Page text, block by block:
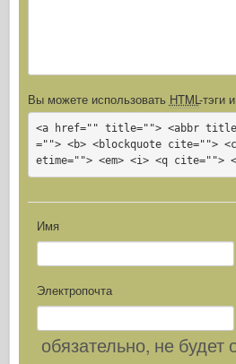
Вы можете использовать HTML-тэги
<a href="" title=""> <abbr
=""> <b> <blockquote cite="">
etime=""> <em> <i> <q cite="">
Имя
Электропочта
обязательно, не будет